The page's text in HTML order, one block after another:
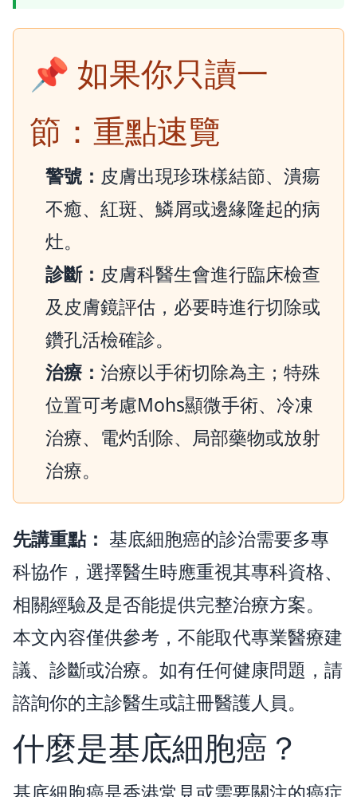
📌 如果你只讀一
節：重點速覽
警號： 皮膚出現珍珠樣結節、潰瘍
不癒、紅斑、鱗屑或邊緣隆起的病
灶。
診斷： 皮膚科醫生會進行臨床檢查
及皮膚鏡評估，必要時進行切除或
鑽孔活檢確診。
治療： 治療以手術切除為主；特殊
位置可考慮Mohs顯微手術、冷凍
治療、電灼刮除、局部藥物或放射
治療。
先講重點： 基底細胞癌的診治需要多專
科協作，選擇醫生時應重視其專科資格、
相關經驗及是否能提供完整治療方案。
本文內容僅供參考，不能取代專業醫療建
議、診斷或治療。如有任何健康問題，請
諮詢你的主診醫生或註冊醫護人員。
什麼是基底細胞癌？